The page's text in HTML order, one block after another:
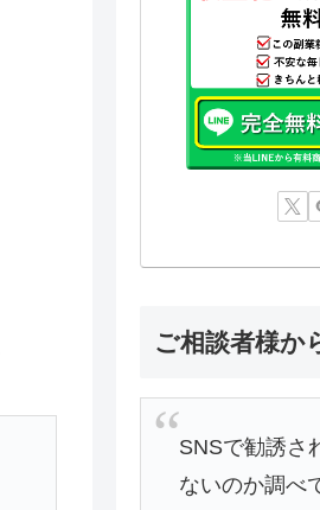
ご相談者様か
SNSで勧誘さ
ないのか調べ